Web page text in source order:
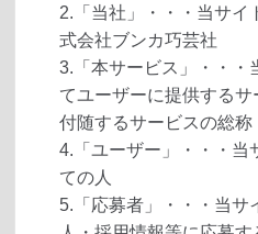
2.「当社」・・・当サイ
式会社ブンカ巧芸社
3.「本サービス」・・・
てユーザーに提供する
付随するサービスの総称
4.「ユーザー」・・・当
ての人
5.「応募者」・・・当サ